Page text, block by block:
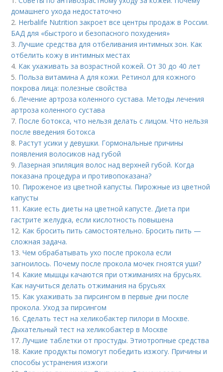
домашнего ухода недостаточно
2. Herbalife Nutrition закроет все центры продаж в России.
БАД для «быстрого и безопасного похудения»
3. Лучшие средства для отбеливания интимных зон. Как
отбелить кожу в интимных местах
4. Как ухаживать за возрастной кожей. От 30 до 40 лет
5. Польза витамина А для кожи. Ретинол для кожного
покрова лица: полезные свойства
6. Лечение артроза коленного сустава. Методы лечения
артроза коленного сустава
7. После ботокса, что нельзя делать с лицом. Что нельзя
после введения ботокса
8. Растут усики у девушки. Гормональные причины
появления волосиков над губой
9. Лазерная эпиляция волос над верхней губой. Когда
показана процедура и противопоказана?
10. Пироженое из цветной капусты. Пирожные из цветной
капусты
11. Какие есть диеты на цветной капусте. Диета при
гастрите желудка, если кислотность повышена
12. Как бросить пить самостоятельно. Бросить пить —
сложная задача.
13.Чем обрабатывать ухо после прокола если
загноилось. Почему после прокола мочек гноятся уши?
14. Какие мышцы качаются при отжиманиях на брусьях.
Как научиться делать отжимания на брусьях
15. Как ухаживать за пирсингом в первые дни после
прокола. Уход за пирсингом
16.Сделать тест на хеликобактер пилори в Москве.
Дыхательный тест на хеликобактер в Москве
17. Лучшие таблетки от простуды. Этиотропные средства
18. Какие продукты помогут победить изжогу. Причины и
способы устранения изжоги